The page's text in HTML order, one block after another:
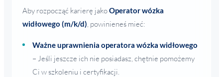
Aby rozpocząć karierę jakoOperator wózka
widłowego (m/k/d), powinieneś mieć:
Ważne uprawnienia operatora wózka widłowego
– Jeśli jeszcze ich nie posiadasz, chętnie pomożemy
Ci w szkoleniu i certyfikacji.